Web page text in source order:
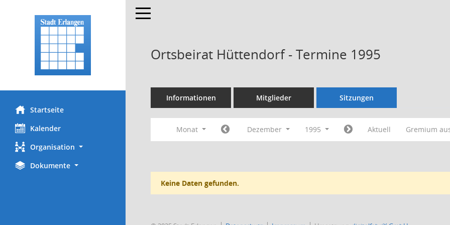
Startseite
Kalender
Organisation
Dokumente
Toggle navigation
Ortsbeirat Hüttendorf - Termine 1995
Informationen Mitglieder Sitzungen
Monat Dezember 1995 Aktuell Gremium
Keine Daten gefunden.